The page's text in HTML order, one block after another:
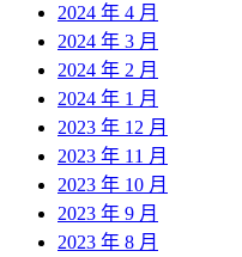
2024 年 4 月
2024 年 3 月
2024 年 2 月
2024 年 1 月
2023 年 12 月
2023 年 11 月
2023 年 10 月
2023 年 9 月
2023 年 8 月